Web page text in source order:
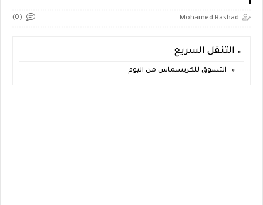
Mohamed Rashad
(0)
التنقل السريع
التسوق للكريسماس من اليوم